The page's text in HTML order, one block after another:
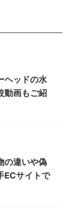
ヘッドの水
動画もご紹
の違いや偽
ECサイトで